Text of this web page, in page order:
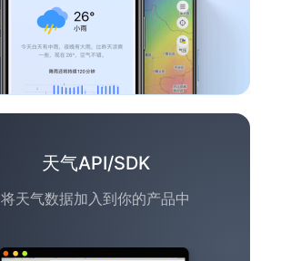
天气API/SDK
将天气数据加入到你的产品中